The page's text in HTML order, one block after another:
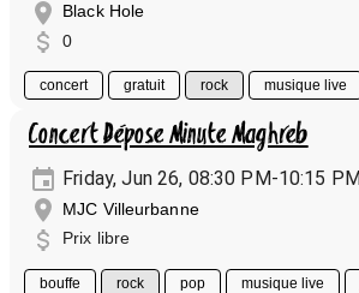
Black Hole
0
concert gratuit rock musique live
Concert Dépose Minute Maghreb
Friday, Jun 26, 08:30 PM-10:15
MJC Villeurbanne
Prix libre
bouffe rock pop musique live